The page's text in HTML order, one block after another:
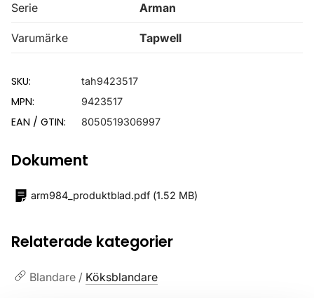
Serie Arman
Varumärke Tapwell
SKU: tah9423517
MPN: 9423517
EAN / GTIN: 8050519306997
Dokument
arm984_produktblad.pdf (1.52 MB)
Relaterade kategorier
Blandare / Köksblandare